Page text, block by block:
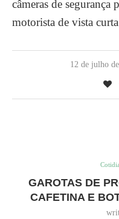
câmeras de
motorista de vista
12 de julho
GAROTAS DE
CAFETINA E